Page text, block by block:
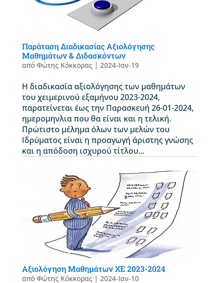
Παράταση Διαδικασίας Αξιολόγησης
Μαθημάτων & Διδασκόντων
από Φώτης Κόκκορας| 2024-Ιαν-19
H διαδικασία αξιολόγησης των μαθημάτων
του χειμερινού εξαμήνου 2023-2024,
παρατείνεται έως την Παρασκευή 26-01-2024,
ημερομηνλια που θα είναι και η τελική.
Πρώτιστο μέλημα όλων των μελών του
Ιδρύματος είναι η προαγωγή άριστης γνώσης
και η απόδοση ισχυρού τίτλου...
Αξιολόγηση Μαθημάτων ΧΕ 2023-2024
από Φώτης Κόκκορας| 2024-Ιαν-10